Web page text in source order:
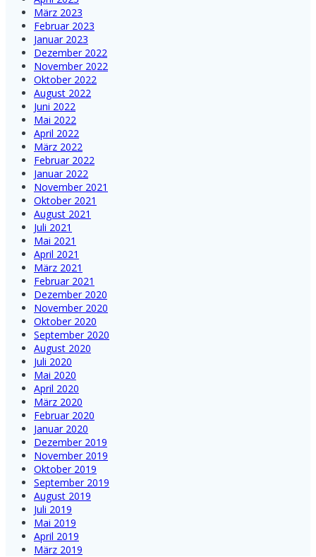
März 2023
Februar 2023
Januar 2023
Dezember 2022
November 2022
Oktober 2022
August 2022
Juni 2022
Mai 2022
April 2022
März 2022
Februar 2022
Januar 2022
November 2021
Oktober 2021
August 2021
Juli 2021
Mai 2021
April 2021
März 2021
Februar 2021
Dezember 2020
November 2020
Oktober 2020
September 2020
August 2020
Juli 2020
Mai 2020
April 2020
März 2020
Februar 2020
Januar 2020
Dezember 2019
November 2019
Oktober 2019
September 2019
August 2019
Juli 2019
Mai 2019
April 2019
März 2019